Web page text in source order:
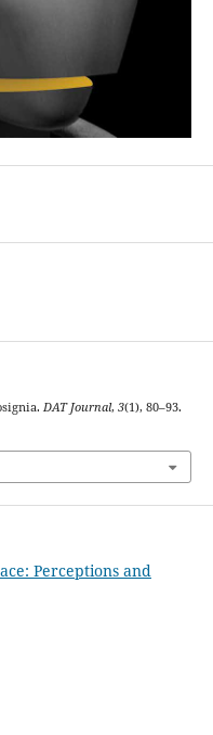
DAT Journal, 3(1), 80–93.
Perceptions and